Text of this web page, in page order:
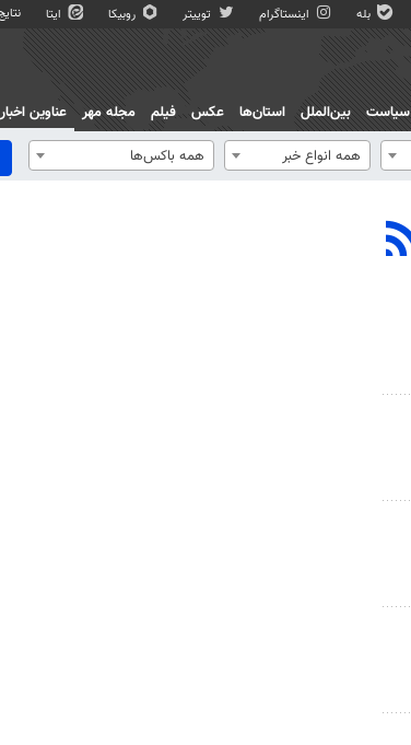
بله اینستاگرام توییتر روبیکا ایتا
سیاست بین‌الملل استان‌ها عکس فیلم مجله مهر
عناوین اخبار
همه انواع خبر همه باکس‌ها